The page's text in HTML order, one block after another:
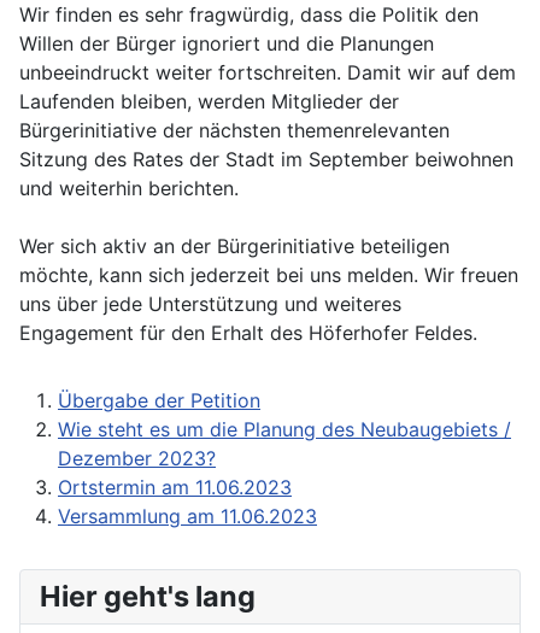
Wir finden es sehr fragwürdig, dass die Politik den
Willen der Bürger ignoriert und die Planungen
unbeeindruckt weiter fortschreiten. Damit wir auf dem
Laufenden bleiben, werden Mitglieder der
Bürgerinitiative der nächsten themenrelevanten
Sitzung des Rates der Stadt im September beiwohnen
und weiterhin berichten.
Wer sich aktiv an der Bürgerinitiative beteiligen
möchte, kann sich jederzeit bei uns melden. Wir freuen
uns über jede Unterstützung und weiteres
Engagement für den Erhalt des Höferhofer Feldes.
Übergabe der Petition
Wie steht es um die Planung des Neubaugebiets /
Dezember 2023?
Ortstermin am 11.06.2023
Versammlung am 11.06.2023
Hier geht's lang